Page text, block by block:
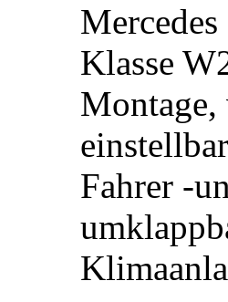
Klasse
Montage,
Fahrer -